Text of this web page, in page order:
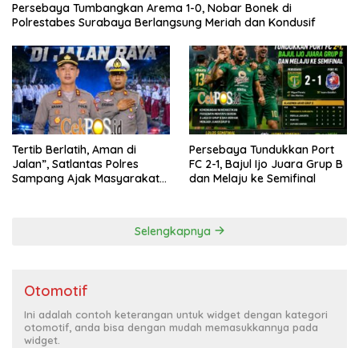
Persebaya Tumbangkan Arema 1-0, Nobar Bonek di
Polrestabes Surabaya Berlangsung Meriah dan Kondusif
Tertib Berlatih, Aman di
Jalan”, Satlantas Polres
Sampang Ajak Masyarakat
Persebaya Tundukkan Port
FC 2-1, Bajul Ijo Juara Grup B
dan Melaju ke Semifinal
Selengkapnya
Otomotif
Ini adalah contoh keterangan untuk widget dengan kategori
otomotif, anda bisa dengan mudah memasukkannya pada
widget.